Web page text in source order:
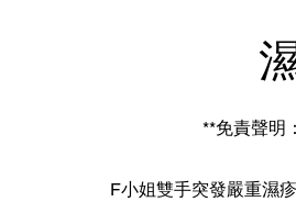
**免責聲明
F小姐雙手突發嚴重濕